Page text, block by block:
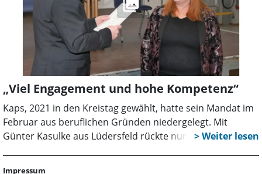
„Viel Engagement und hohe Kompetenz“
Kaps, 2021 in den Kreistag gewählt, hatte sein Mandat im
Februar aus beruflichen Gründen niedergelegt. Mit
Günter Kasulke aus Lüdersfeld rückte nun ein erfahrener
Impressum